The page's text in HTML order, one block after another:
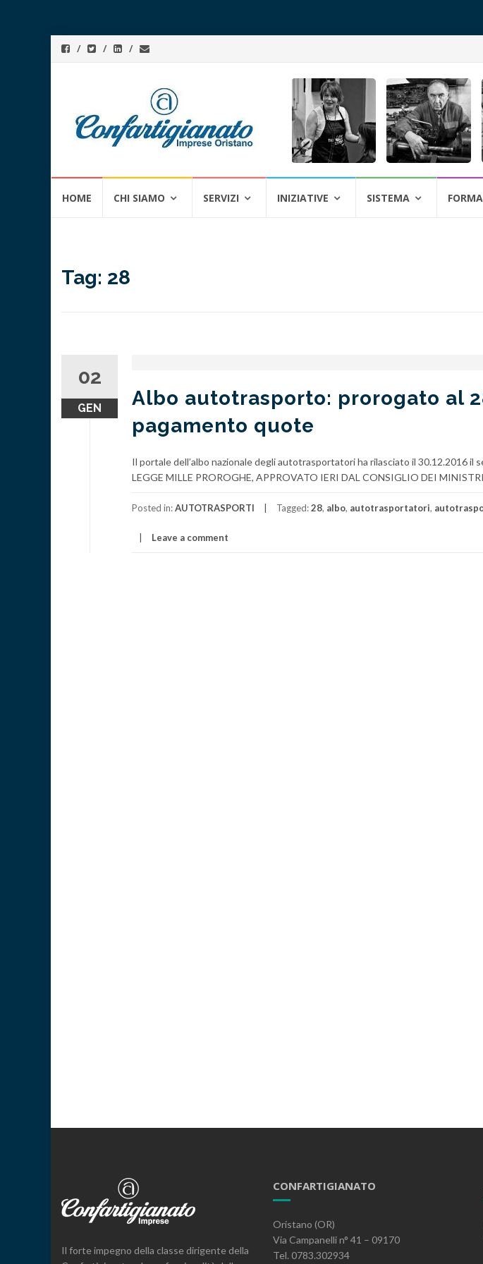
HOME CHI SIAMO SERVIZI INIZIATIVE SISTEMA
Tag: 28
02
GEN
Albo autotrasporto: prorogato al
pagamento quote
Il portale dell’albo nazionale degli autotrasportatori ha rilasciato il 30.12.2016 il
LEGGE MILLE PROROGHE, APPROVATO IERI DAL CONSIGLIO DEI
Posted in:AUTOTRASPORTI Tagged:28, albo, autotrasportatori,
Leave a comment
Il forte impegno della classe dirigente della
CONFARTIGIANATO
Oristano (OR)
Via Campanelli n° 41 – 09170
Tel. 0783.302934